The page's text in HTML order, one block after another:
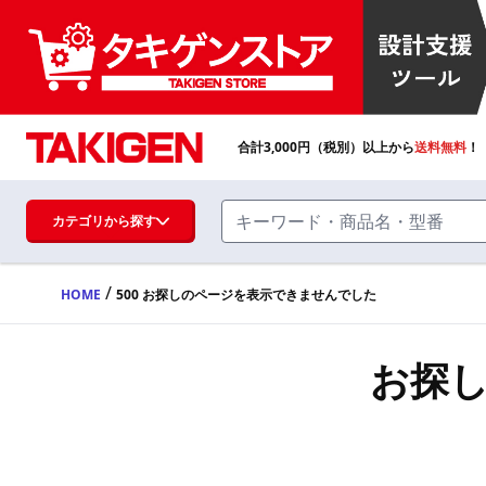
ハンドル・取手・つまみ・周辺機器
FA・A
合計3,000円（税別）以上から送料無料
カテゴリから探す
HOME / 500 お探しのページを表示できませんでした
お探